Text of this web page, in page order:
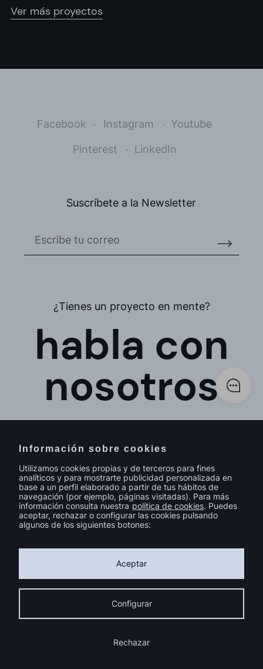
Ver más proyectos
Facebook Instagram Youtube
Pinterest LinkedIn
Suscríbete a la Newsletter
¿Tienes un proyecto en mente?
habla con
nosotros
Catálogo de Homologación 2024
Instalación fotovoltaica FEDER Galicia
Ayuda de la UE a la transformación digital
Programa de Incentivos a la Movilidad Eficiente y Sostenible (MOVES
III)
Información sobre cookies
Utilizamos cookies propias y de terceros para fines
analíticos y para mostrarte publicidad personalizada en
base a un perfil elaborado a partir de tus hábitos de
navegación (por ejemplo, páginas visitadas). Para más
información consulta nuestra política de cookies. Puedes
aceptar, rechazar o configurar las cookies pulsando
algunos de los siguientes botones:
Aceptar
Configurar
Rechazar